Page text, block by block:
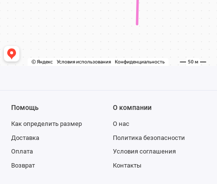
Помощь
Как определить размер
Доставка
Оплата
Возврат
О компании
О нас
Политика безопасности
Условия соглашения
Контакты